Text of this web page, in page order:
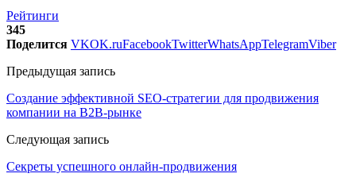
Рейтинги
345
Поделится VKOK.ruFacebookTwitterWhatsAppTelegramViber
Предыдущая запись
Создание эффективной SEO-стратегии для продвижения
компании на В2В-рынке
Следующая запись
Секреты успешного онлайн-продвижения